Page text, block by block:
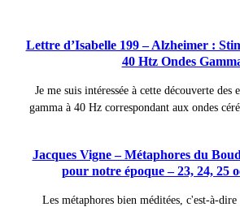
Lettre d’Isabelle 199 – Alzheimer :
40 Htz Ondes
Je me suis intéressée à cette découverte des
gamma à 40 Hz correspondant aux ondes
Jacques Vigne – Métaphores du
pour notre époque – 23, 24, 25
Les métaphores bien méditées, c'est-à-